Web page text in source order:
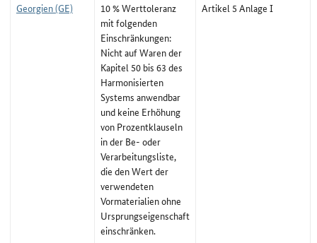
Georgien (GE)
10 % Werttoleranz
mit folgenden
Einschränkungen:
Nicht auf Waren der
Kapitel 50 bis 63 des
Harmonisierten
Systems anwendbar
und keine Erhöhung
von Prozentklauseln
in der Be- oder
Verarbeitungsliste,
die den Wert der
verwendeten
Vormaterialien ohne
Ursprungseigenschaft
einschränken.
Artikel 5 Anlage I